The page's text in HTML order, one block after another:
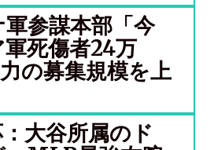
参謀本部「今
死傷者24万
の募集規模を上
大谷所属のド